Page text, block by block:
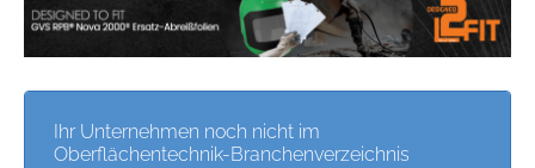
Ihr Unternehmen noch nicht im
Oberflächentechnik-Branchenverzeichnis